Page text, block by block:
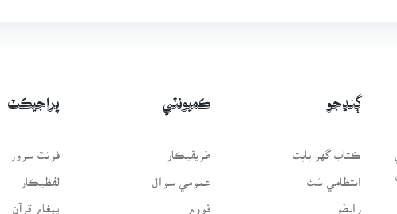
ڳنڍجو
ڪتاب گهر بابت
انتظامي سَٿ
رابطو
ڪميونٽي
طريقيڪار
عمومي سوال
فورم
پراجيڪٽ
فونٽ سرور
لفظيڪار
پيغامِ قرآن